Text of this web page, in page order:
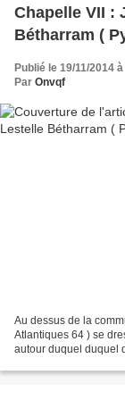
Chapelle VII :
Bétharram (
Publié le 19/11/2014
Par Onvqf
Au dessus de la
Atlantiques 64 ) se
autour duquel duquel